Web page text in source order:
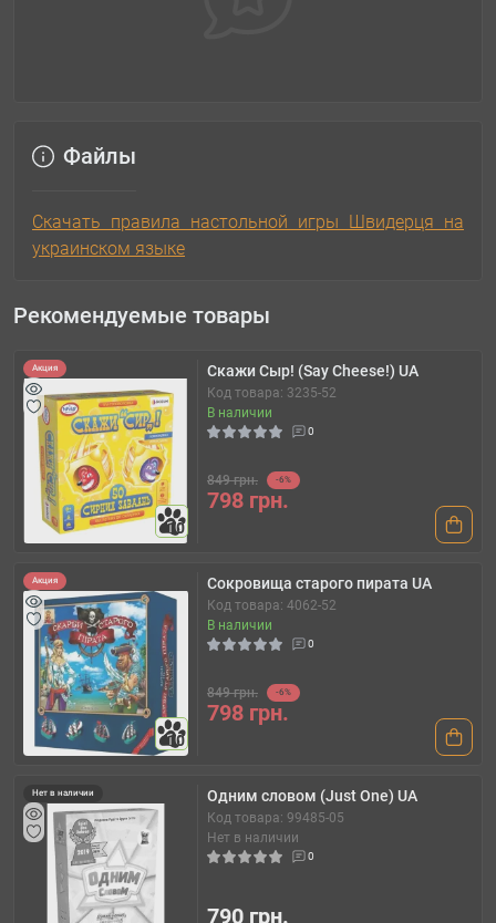
Файлы
Скачать правила настольной игры Швидерця на
украинском языке
Рекомендуемые товары
Акция
10
Скажи Сыр! (Say Cheese!) UA
Код товара: 3235-52
В наличии
0
849 грн. -6%
798 грн.
Акция
10
Сокровища старого пирата UA
Код товара: 4062-52
В наличии
0
849 грн. -6%
798 грн.
Нет в наличии Одним словом (Just One) UA
Код товара: 99485-05
Нет в наличии
0
790 грн.